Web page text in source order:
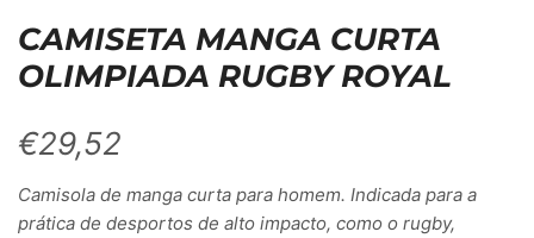
CAMISETA MANGA CURTA
OLIMPIADA RUGBY ROYAL
€29,52
Camisola de manga curta para homem. Indicada para a
prática de desportos de alto impacto, como o rugby,